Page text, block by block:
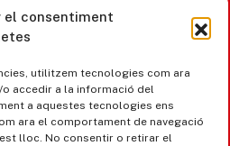
el consentiment
utilitzem tecnologies com ara
accedir a la informació del
a aquestes tecnologies ens
ara el comportament de navegació
lloc. No consentir o retirar el
· S’Agaró